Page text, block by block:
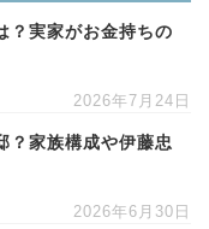
？実家がお金持ちの
2026年7月24日
？家族構成や伊藤忠
2026年6月30日